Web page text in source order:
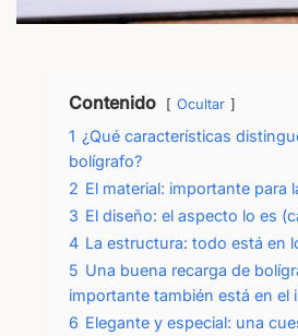
Contenido Ocultar
1 ¿Qué características
bolígrafo?
2 El material: importante para
3 El diseño: el aspecto lo es
4 La estructura: todo está en
5 Una buena recarga de
importante también está en el
6 Elegante y especial: una